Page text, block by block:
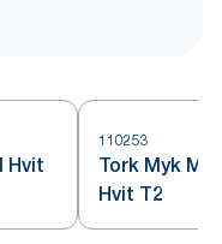
Hvit
110253
Tork Myk
Hvit T2